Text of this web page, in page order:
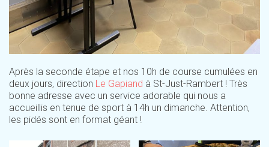
Après la seconde étape et nos 10h de course cumulées en
deux jours, direction Le Gapiand à St-Just-Rambert ! Très
bonne adresse avec un service adorable qui nous a
accueillis en tenue de sport à 14h un dimanche. Attention,
les pidés sont en format géant !